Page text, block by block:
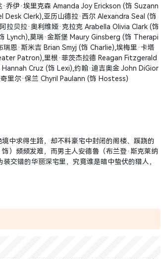
伊·埃里克森 Amanda Joy Erickson (饰 Suzann
Clerk),亚历山德拉·西尔 Alexandra Seal (饰
贝拉·奥利维娅·克拉克 Arabella Olivia Clark (饰
莫瑞·金斯堡 Maury Ginsberg (饰 Therapi
恩·斯米吉 Brian Smyj (饰 Charlie),埃梅里·卡塔
Patron),里根·菲茨杰拉德 Reagan Fitzgerald
Cruz (饰 Lexi),约翰·迪吉奥金 John DiGior
里尔·保兰 Chyril Paulann (饰 Hostess)
中求得生路，却不料豪宅中封闭的阁楼、蹊跷的
）频频发难，而男主人安德鲁（布兰登·斯克莱纳
交错的华丽深宅里，究竟谁是暗中蛰伏的猎人，